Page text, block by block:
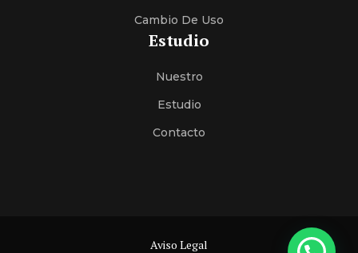
Cambio De Uso
Estudio
Nuestro
Estudio
Contacto
Aviso Legal